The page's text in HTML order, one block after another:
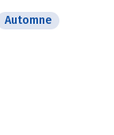
Automne